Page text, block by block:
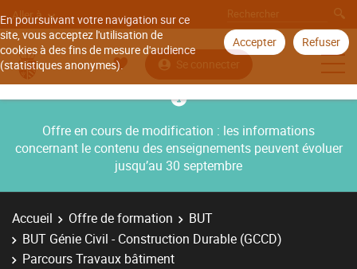
En poursuivant votre navigation sur ce
site, vous acceptez l'utilisation de
cookies à des fins de mesure d'audience
(statistiques anonymes).
Accepter Refuser
Aller à
Se connecter
Offre en cours de modification : les informations
concernant le contenu des enseignements peuvent évoluer
jusqu’au 30 septembre
Accueil Offre de formation
BUT
BUT Génie Civil - Construction Durable (GCCD)
Parcours Travaux bâtiment